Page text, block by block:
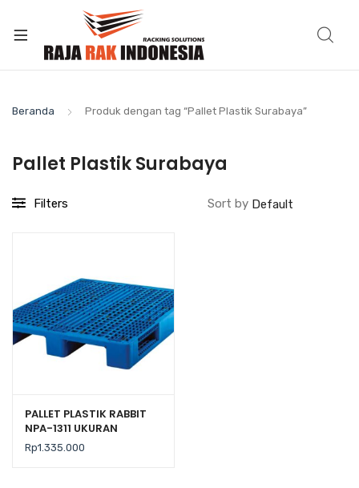
Beranda Produk dengan tag “Pallet Plastik Surabaya”
Pallet Plastik Surabaya
Filters Sort by
PALLET PLASTIK RABBIT
NPA-1311 UKURAN
130x110x16 CM, JUAL
HARGA BERSAING
Rp1.335.000